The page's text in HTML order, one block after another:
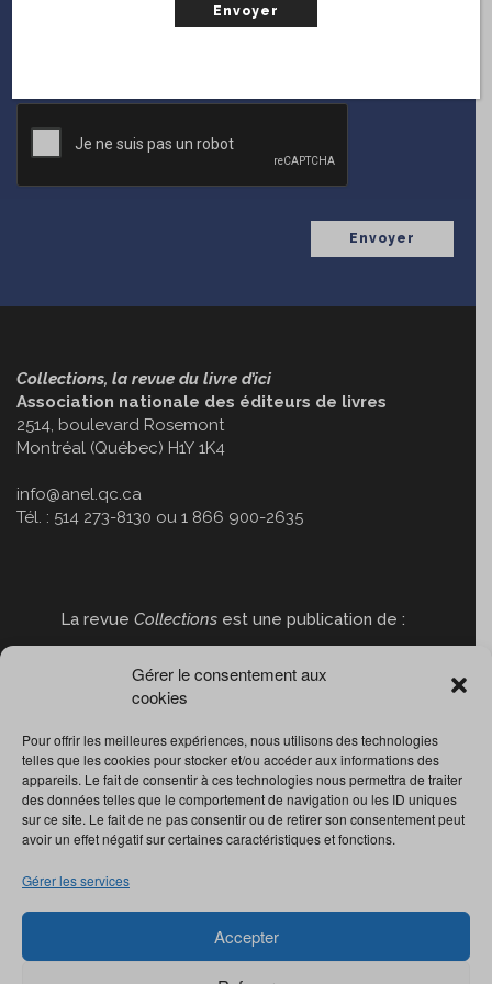
Gérer le consentement aux
cookies
Pour offrir les meilleures expériences, nous utilisons des technologies
telles que les cookies pour stocker et/ou accéder aux informations des
appareils. Le fait de consentir à ces technologies nous permettra de traiter
des données telles que le comportement de navigation ou les ID uniques
sur ce site. Le fait de ne pas consentir ou de retirer son consentement peut
avoir un effet négatif sur certaines caractéristiques et fonctions.
Gérer les services
Accepter
diffuse une nouvelle parution.
Collections, la revue du livre d’ici
Association nationale des éditeurs de livres
2514, boulevard Rosemont
Montréal (Québec) H1Y 1K4
info@anel.qc.ca
Tél. : 514 273-8130 ou 1 866 900-2635
La revue Collections est une publication de :